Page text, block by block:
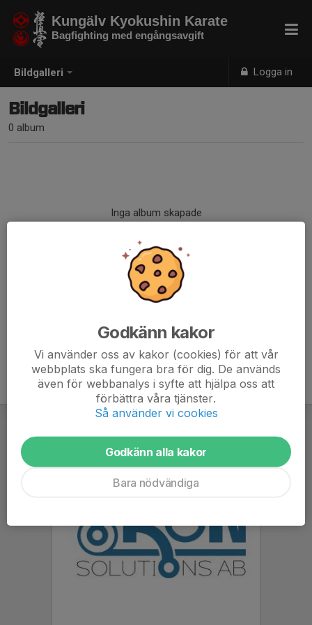
Bildgalleri Logga in
Kungälv Kyokushin Karate
Bagfighting med engångsavgift
Bildgalleri
0 album
Inga album skapade
Godkänn kakor
Vi använder oss av kakor (cookies) för att vår
webbplats ska fungera bra för dig. De används
även för webbanalys i syfte att hjälpa oss att
förbättra våra tjänster.
Så använder vi cookies
Godkänn alla kakor
Bara nödvändiga